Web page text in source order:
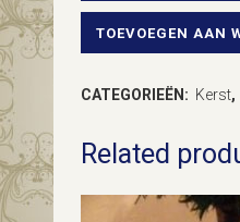
Doos
Kerst
lampjes
TOEVOEGEN AAN
CATEGORIEËN: Kerst,
Related